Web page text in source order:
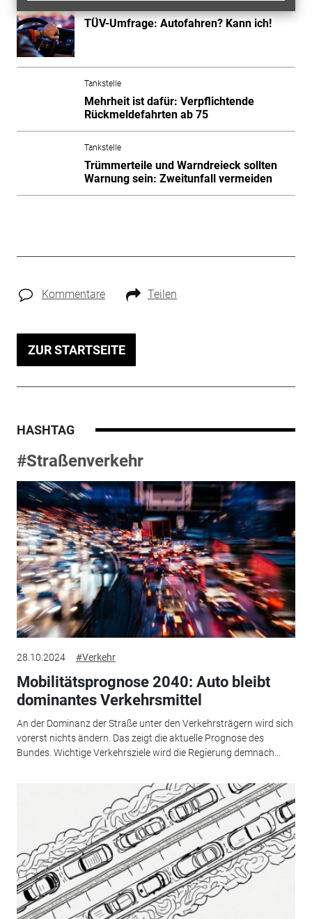
TÜV-Umfrage: Autofahren? Kann ich!
Tankstelle
Mehrheit ist dafür: Verpflichtende
Rückmeldefahrten ab 75
Tankstelle
Trümmerteile und Warndreieck sollten
Warnung sein: Zweitunfall vermeiden
Kommentare Teilen
ZUR STARTSEITE
HASHTAG
#Straßenverkehr
28.10.2024 #Verkehr
Mobilitätsprognose 2040: Auto bleibt
dominantes Verkehrsmittel
An der Dominanz der Straße unter den Verkehrsträgern wird sich
vorerst nichts ändern. Das zeigt die aktuelle Prognose des
Bundes. Wichtige Verkehrsziele wird die Regierung demnach...